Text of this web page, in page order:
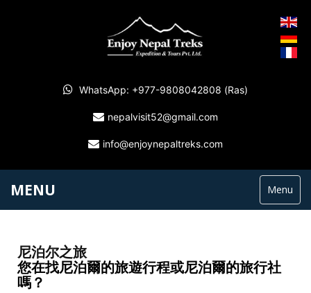
WhatsApp: +977-9808042808 (Ras)
nepalvisit52@gmail.com
info@enjoynepaltreks.com
MENU Menu
尼泊尔之旅
您在找尼泊爾的旅遊行程或尼泊爾的旅行社
嗎？